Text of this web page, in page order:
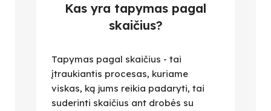
Kas yra tapymas pagal
skaičius?
Tapymas pagal skaičius - tai
įtraukiantis procesas, kuriame
viskas, ką jums reikia padaryti, tai
suderinti skaičius ant drobės su